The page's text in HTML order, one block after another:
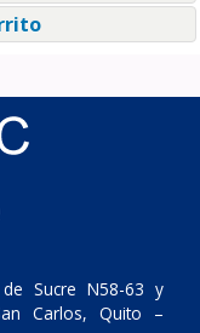
Sucre N58-63 y
Carlos, Quito –